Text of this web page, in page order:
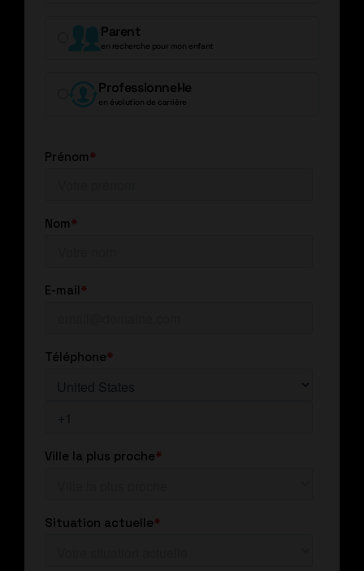
Parent
en recherche pour mon enfant
Professionnel·le
en évolution de carrière